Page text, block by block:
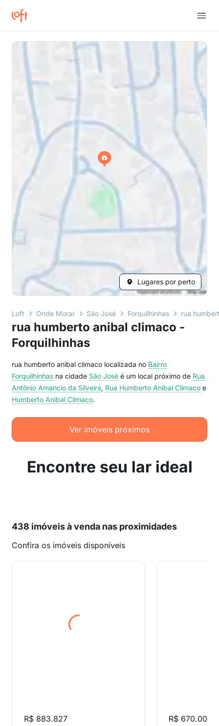
Lugares por perto
Loft Onde Morar São José Forquilhinhas rua
rua humberto anibal climaco -
Forquilhinhas
rua humberto anibal climaco localizada no Bairro
Forquilhinhas na cidade São José é um local próximo de Rua
Antônio Amancio da Silveira, Rua Humberto Anibal Climaco e
Humberto Anibal Climaco.
Ver imóveis próximos
Encontre seu lar ideal
438 imóveis à venda nas proximidades
Confira os imóveis disponíveis
R$ 883.827 R$ 670.000